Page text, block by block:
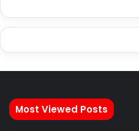
Most Viewed Posts